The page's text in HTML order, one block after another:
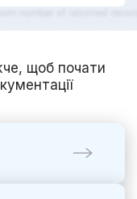
щоб почати